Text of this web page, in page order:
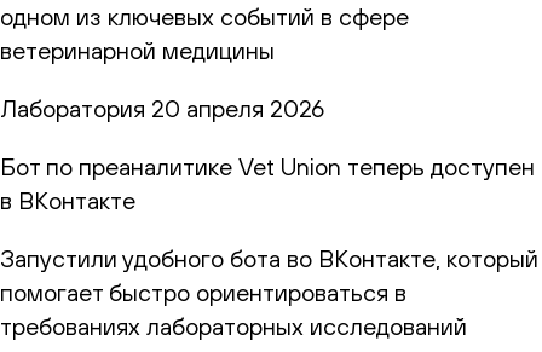
одном из ключевых событий в сфере
ветеринарной медицины
Лаборатория 20 апреля 2026
Бот по преаналитике Vet Union теперь доступен
в ВКонтакте
Запустили удобного бота во ВКонтакте, который
помогает быстро ориентироваться в
требованиях лабораторных исследований